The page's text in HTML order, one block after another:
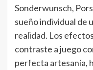
Sonderwunsch,
sueño individual de
realidad. Los
contraste a juego
perfecta artesanía,